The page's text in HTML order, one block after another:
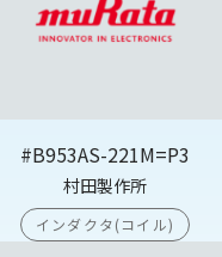
#B953AS-221M=P3
村田製作所
インダクタ(コイル)